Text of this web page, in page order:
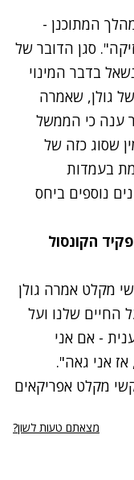
המתוכנן -
סגן הדובר של
בדבר המינוי
גולן, שאמרה
ענה כי הממשל
שסוג כזה של
בעמדות
נוספים ביחס
הקונסול
מקלט אמרה גולן
החיים שלנו ועל
- אם אני
אני גאה".
מקלט אפריקאים
מצאתם טעות לשון?